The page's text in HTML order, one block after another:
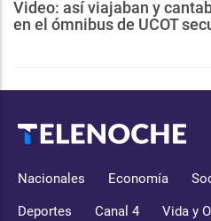
Video: así viajaban y
en el ómnibus de UCOT
Nacionales Economía
Deportes Canal 4 Vida y